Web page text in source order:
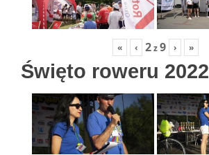
« ‹ 2z9 › »
Święto roweru 2022